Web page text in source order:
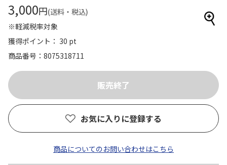
3,000円(送料・税込)
※軽減税率対象
獲得ポイント： 30 pt
商品番号
8075318711
お気に入りに登録する
商品についてのお問い合わせはこちら